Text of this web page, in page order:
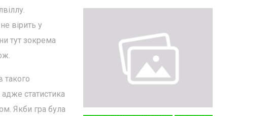
вірить у
тут зокрема
такого
статистика
Якби гра була